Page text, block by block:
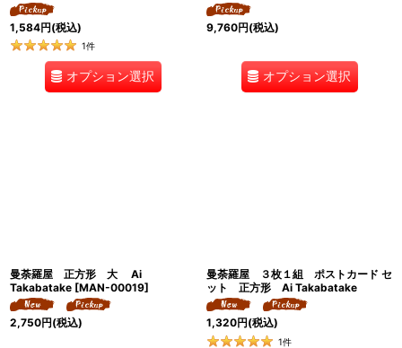
1,584円(税込)
1件
オプション選択
9,760円(税込)
オプション選択
曼荼羅屋 正方形 大 Ai
Takabatake [MAN-00019]
2,750円(税込)
曼荼羅屋 ３枚１組 ポストカード セ
ット 正方形 Ai Takabatake
1,320円(税込)
1件